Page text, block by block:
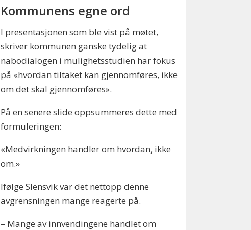
Kommunens egne ord
I presentasjonen som ble vist på møtet,
skriver kommunen ganske tydelig at
nabodialogen i mulighetsstudien har fokus
på «hvordan tiltaket kan gjennomføres, ikke
om det skal gjennomføres».
På en senere slide oppsummeres dette med
formuleringen:
«Medvirkningen handler om hvordan, ikke
om.»
Ifølge Slensvik var det nettopp denne
avgrensningen mange reagerte på.
– Mange av innvendingene handlet om